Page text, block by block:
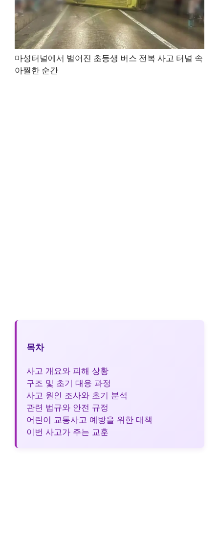
마성터널에서 벌어진 초등생 버스 전복 사고 터널 속
아찔한 순간
목차
사고 개요와 피해 상황
구조 및 초기 대응 과정
사고 원인 조사와 초기 분석
관련 법규와 안전 규정
어린이 교통사고 예방을 위한 대책
이번 사고가 주는 교훈